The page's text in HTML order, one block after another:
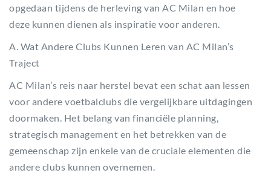
opgedaan tijdens de herleving van AC Milan en hoe
deze kunnen dienen als inspiratie voor anderen.
A. Wat Andere Clubs Kunnen Leren van AC Milan’s
Traject
AC Milan’s reis naar herstel bevat een schat aan lessen
voor andere voetbalclubs die vergelijkbare uitdagingen
doormaken. Het belang van financiële planning,
strategisch management en het betrekken van de
gemeenschap zijn enkele van de cruciale elementen die
andere clubs kunnen overnemen.